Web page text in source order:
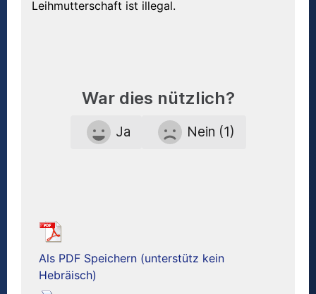
Leihmutterschaft ist illegal.
War dies nützlich?
Ja Nein (1)
Als PDF Speichern (unterstütz kein
Hebräisch)